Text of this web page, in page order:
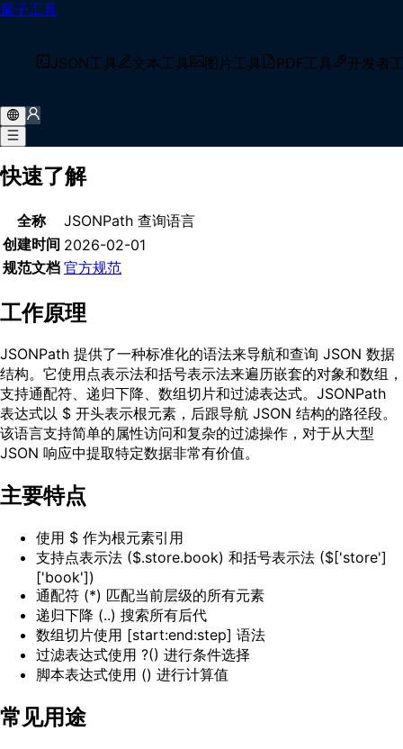
量子工具
JSON工具 文本工具 图片工具 PDF工具 开发者
首页/术语库
什么是 JSONPath？
于 XML 的 XPath 的路径表达式从复杂的 JSON 结构中提取和
过滤数据。
快速了解
全称
JSONPath 查询语言
创建时间 2026-02-01
规范文档 官方规范
工作原理
JSONPath 提供了一种标准化的语法来导航和查询 JSON 数据
结构。它使用点表示法和括号表示法来遍历嵌套的对象和数组，
支持通配符、递归下降、数组切片和过滤表达式。JSONPath
表达式以 $ 开头表示根元素，后跟导航 JSON 结构的路径段。
该语言支持简单的属性访问和复杂的过滤操作，对于从大型
JSON 响应中提取特定数据非常有价值。
主要特点
使用 $ 作为根元素引用
支持点表示法 ($.store.book) 和括号表示法 ($['store']
['book'])
通配符 (*) 匹配当前层级的所有元素
递归下降 (..) 搜索所有后代
数组切片使用 [start:end:step] 语法
过滤表达式使用 ?() 进行条件选择
脚本表达式使用 () 进行计算值
常见用途